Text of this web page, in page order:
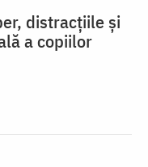
distracțiile și
a copiilor